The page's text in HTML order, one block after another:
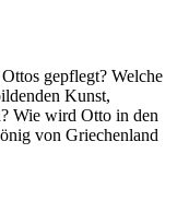
gepflegt? Welche
Kunst,
Wie wird Otto in den
von Griechenland